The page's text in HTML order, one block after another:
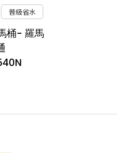
普級省水
桶- 羅馬